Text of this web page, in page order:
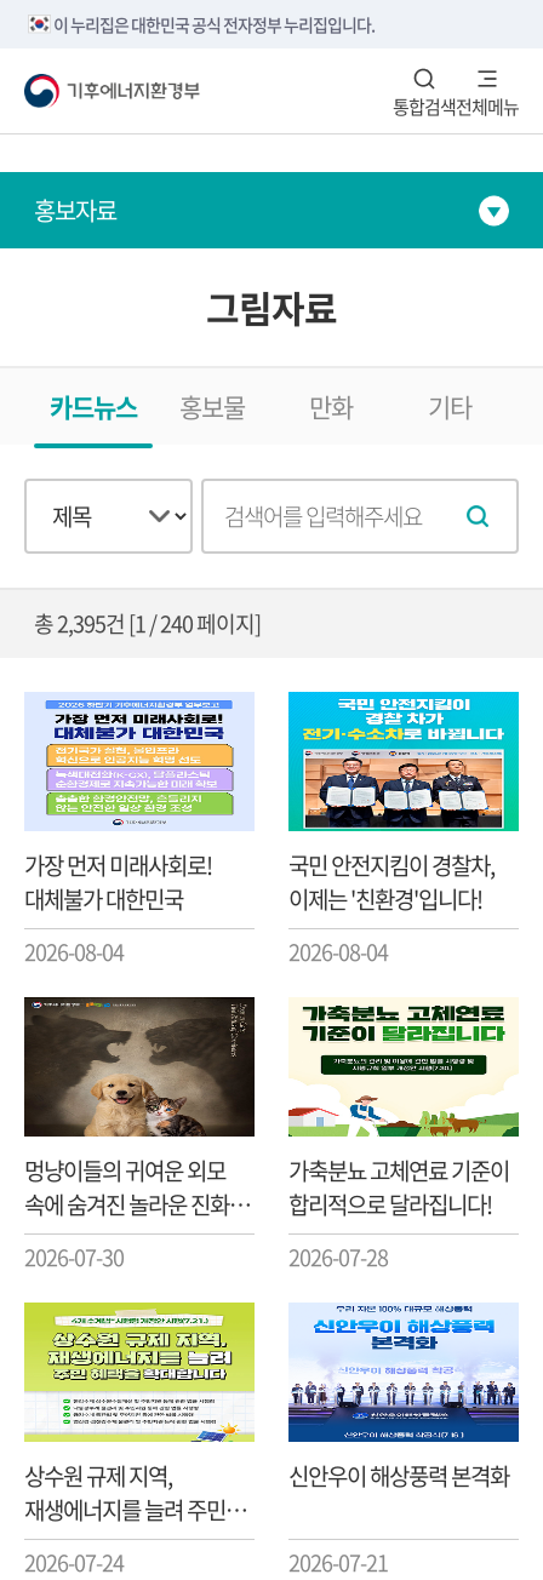
이 누리집은 대한민국 공식 전자정부 누리집입니다.
통합검색전체메뉴
홍보자료
그림자료
카드뉴스 홍보물 만화 기타
검
옵
검
어
력
총 2,395건 [1 / 240 페이지]
가장 먼저 미래사회로!
대체불가 대한민국
2026-08-04
국민 안전지킴이 경찰차,
이제는 '친환경'입니다!
2026-08-04
멍냥이들의 귀여운 외모
속에 숨겨진 놀라운 진화의
비밀!
2026-07-30
가축분뇨 고체연료 기준이
합리적으로 달라집니다!
2026-07-28
상수원 규제 지역,
재생에너지를 늘려 주민
혜택을 확대합니다!
2026-07-24
신안우이 해상풍력 본격화
2026-07-21